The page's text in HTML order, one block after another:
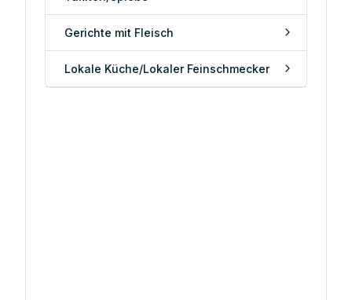
Gerichte mit Fleisch
Lokale Küche/Lokaler Feinschmecker